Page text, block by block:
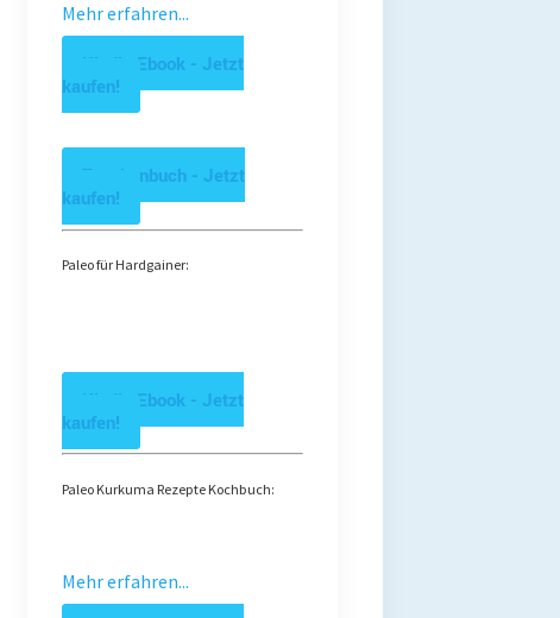
Mehr erfahren...
Kindle Ebook - Jetzt
kaufen!
Taschenbuch - Jetzt
kaufen!
Paleo für Hardgainer:
Kindle Ebook - Jetzt
kaufen!
Paleo Kurkuma Rezepte Kochbuch:
Mehr erfahren...